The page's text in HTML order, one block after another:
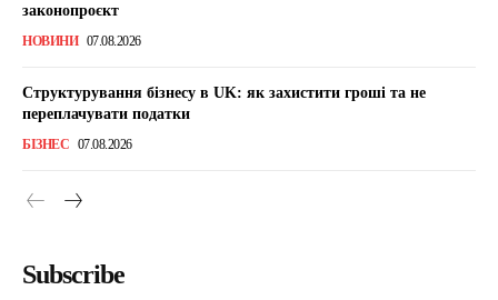
законопроєкт
НОВИНИ 07.08.2026
Структурування бізнесу в UK: як захистити гроші та не
переплачувати податки
БІЗНЕС 07.08.2026
Subscribe